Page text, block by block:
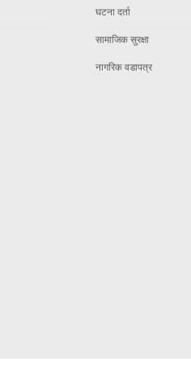
घटना दर्ता
सामाजिक सुरक्षा
नागरिक वडापत्र